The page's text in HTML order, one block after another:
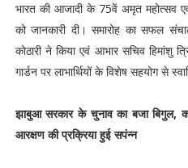
भारत की आजादी के 75वें अमृत महोत्सव
को जानकारी दी। समारोह का सफल
कोठारी ने किया एवं आभार सचिव हिमांशु
गार्डन पर लाभार्थियों के विशेष सहयोग से
झाबुआ सरकार के चुनाव का बजा बिगुल,
आरक्षण की प्रक्रिया हुई सपंन्न